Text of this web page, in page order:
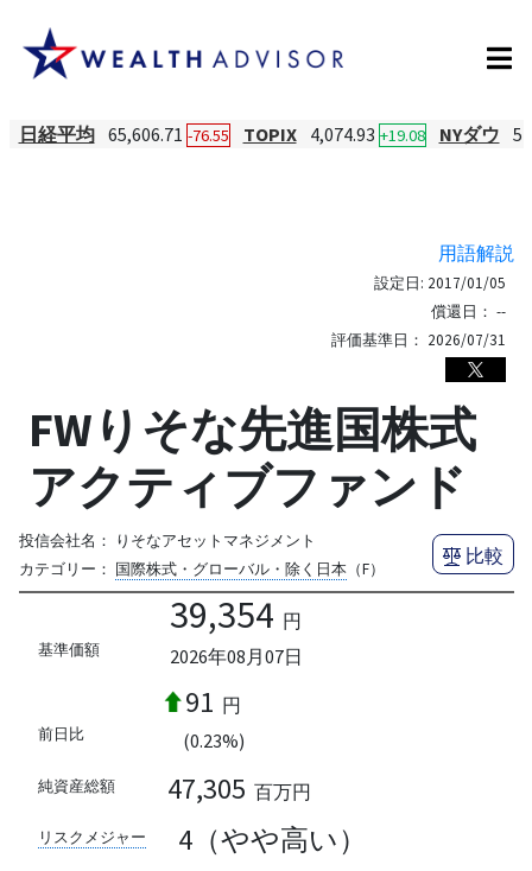
日経平均 65,606.71 -76.55 TOPIX 4,074.93 +19.08 NYダウ
用語解説
設定日: 2017/01/05
償還日： --
評価基準日： 2026/07/31
FWりそな先進国株式
アクティブファンド
投信会社名： りそなアセットマネジメント
カテゴリー： 国際株式・グローバル・除く日本（F）
比較
基準価額
39,354 円
2026年08月07日
前日比
91 円
(0.23%)
純資産総額 47,305 百万円
リスクメジャー 4（やや高い）